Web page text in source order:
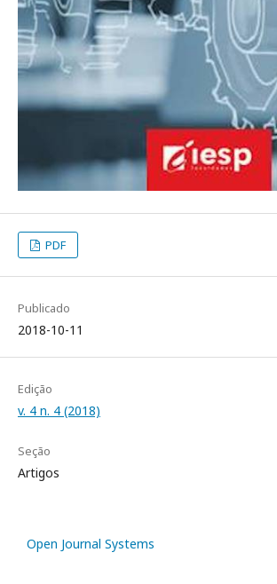
PDF
Publicado
2018-10-11
Edição
v. 4 n. 4 (2018)
Seção
Artigos
Open Journal Systems